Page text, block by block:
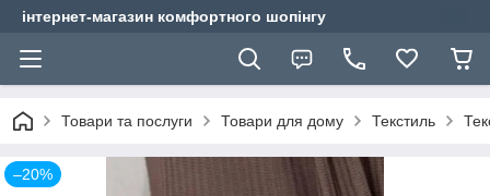
інтернет-магазин комфортного шопінгу
Товари та послуги Товари для дому Текстиль
–20%